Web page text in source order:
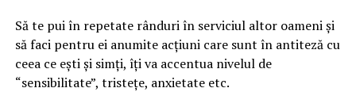
Să te pui în repetate rânduri în serviciul altor oameni și
să faci pentru ei anumite acțiuni care sunt în antiteză cu
ceea ce ești și simți, îți va accentua nivelul de
“sensibilitate”, tristețe, anxietate etc.